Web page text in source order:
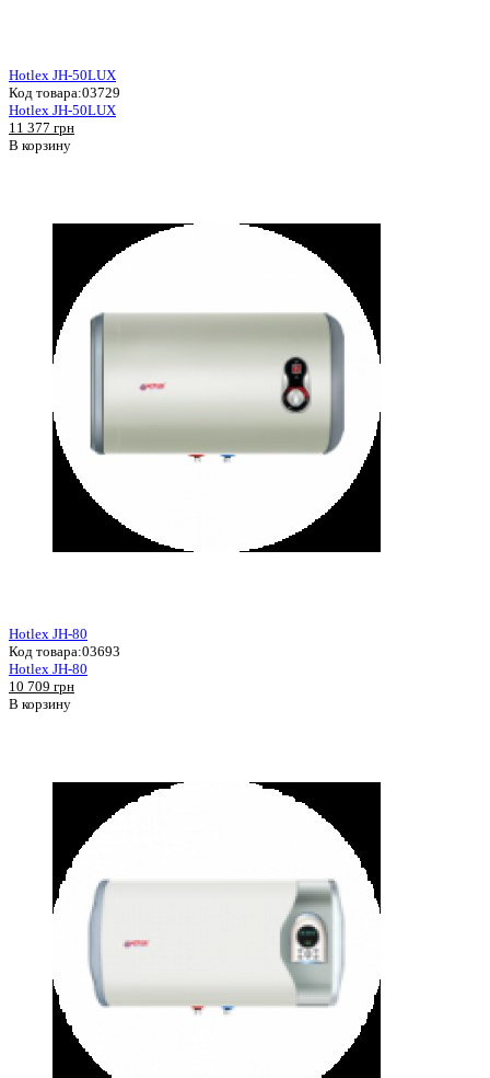
Hotlex JH-50LUX
Код товара:03729
Hotlex JH-50LUX
11 377 грн
В корзину
Hotlex JH-80
Код товара:03693
Hotlex JH-80
10 709 грн
В корзину